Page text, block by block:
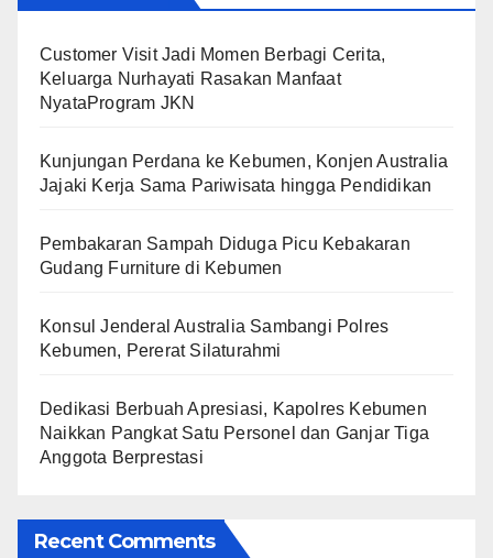
Customer Visit Jadi Momen Berbagi Cerita,
Keluarga Nurhayati Rasakan Manfaat
NyataProgram JKN
Kunjungan Perdana ke Kebumen, Konjen Australia
Jajaki Kerja Sama Pariwisata hingga Pendidikan
Pembakaran Sampah Diduga Picu Kebakaran
Gudang Furniture di Kebumen
Konsul Jenderal Australia Sambangi Polres
Kebumen, Pererat Silaturahmi
Dedikasi Berbuah Apresiasi, Kapolres Kebumen
Naikkan Pangkat Satu Personel dan Ganjar Tiga
Anggota Berprestasi
Recent Comments